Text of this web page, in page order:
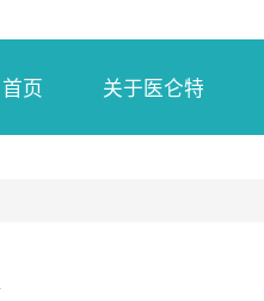
首页 关于医仑特